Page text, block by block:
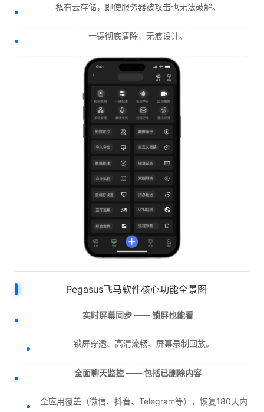
私有云存储，即使服务器被攻击也无法破解。
一键彻底清除，无痕设计。
Pegasus飞马软件核心功能全景图
实时屏幕同步 —— 锁屏也能看
锁屏穿透、高清流畅、屏幕录制回放。
全面聊天监控 —— 包括已删除内容
全应用覆盖（微信、抖音、Telegram等），恢复180天内